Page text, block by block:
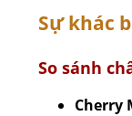
Sự khác
So sánh
Cherry